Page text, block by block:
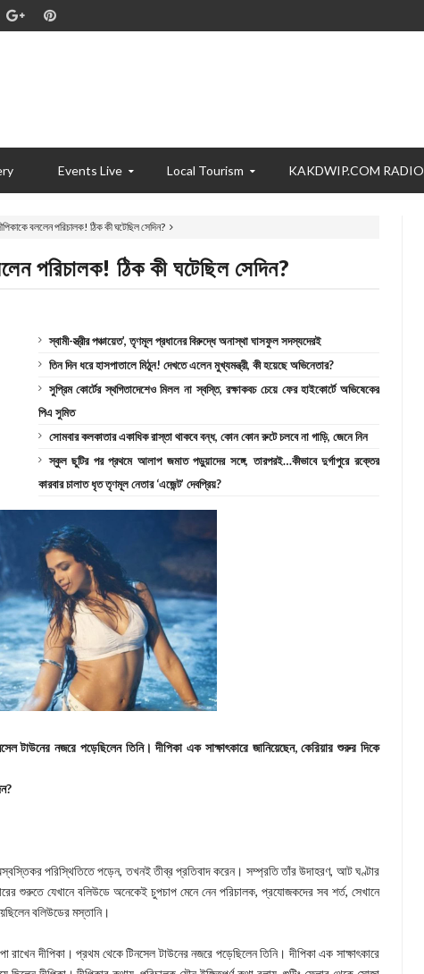
Events Live Local Tourism KAKDWIP.COM RADIO
বললেন পরিচালক! ঠিক কী ঘটেছিল সেদিন?
পরিচালক! ঠিক কী ঘটেছিল সেদিন?
স্বামী-স্ত্রীর পঞ্চায়েত’, তৃণমূল প্রধানের বিরুদ্ধে অনাস্থা ঘাসফুল সদস্যদেরই
তিন দিন ধরে হাসপাতালে মিঠুন! দেখতে এলেন মুখ্যমন্ত্রী, কী হয়েছে অভিনেতার?
সুপ্রিম কোর্টের স্থগিতাদেশেও মিলল না স্বস্তি, রক্ষাকবচ চেয়ে ফের হাইকোর্টে অভিষেকের
পিএ সুমিত
সোমবার কলকাতার একাধিক রাস্তা থাকবে বন্ধ, কোন কোন রুটে চলবে না গাড়ি, জেনে নিন
স্কুল ছুটির পর প্রথমে আলাপ জমাত পড়ুয়াদের সঙ্গে, তারপরই…কীভাবে দুর্গাপুরে রক্তের
কারবার চালাত ধৃত তৃণমূল নেতার ‘এজেন্ট’ দেবপ্রিয়?
টাউনের নজরে পড়েছিলেন তিনি। দীপিকা এক সাক্ষাৎকারে জানিয়েছেন, কেরিয়ার শুরুর দিকে
পরিস্থিতিতে পড়েন, তখনই তীব্র প্রতিবাদ করেন। সম্প্রতি তাঁর উদাহরণ, আট ঘণ্টার
শুরুতে যেখানে বলিউডে অনেকেই চুপচাপ মেনে নেন পরিচালক, প্রযোজকদের সব শর্ত, সেখানে
বলিউডের মস্তানি।
রাখেন দীপিকা। প্রথম থেকে টিনসেল টাউনের নজরে পড়েছিলেন তিনি। দীপিকা এক সাক্ষাৎকারে